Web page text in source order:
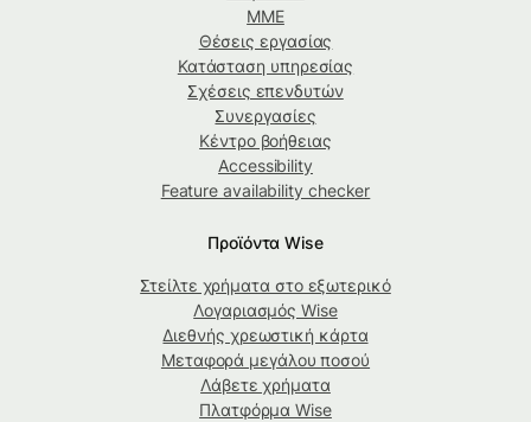
ΜΜΕ
Θέσεις εργασίας
Κατάσταση υπηρεσίας
Σχέσεις επενδυτών
Συνεργασίες
Κέντρο βοήθειας
Accessibility
Feature availability checker
Προϊόντα Wise
Στείλτε χρήματα στο εξωτερικό
Λογαριασμός Wise
Διεθνής χρεωστική κάρτα
Μεταφορά μεγάλου ποσού
Λάβετε χρήματα
Πλατφόρμα Wise